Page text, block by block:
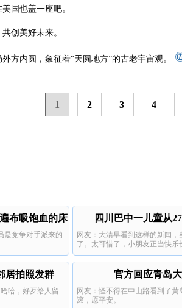
国也盖一座吧。
创美好未来。
方内圆，象征着“天圆地方”的古老宇宙观。
1 2 3 4
布吸饱血的床
是竞争对手派来的
四川巴中一儿童从
网友：大清早看到这样的新闻，
了。太可惜了，小朋友正当快乐
居拍照发群
哈，好歹给人留
官方回应青岛
网友：怪不得在中山路看到了黄
滚，愿平安。